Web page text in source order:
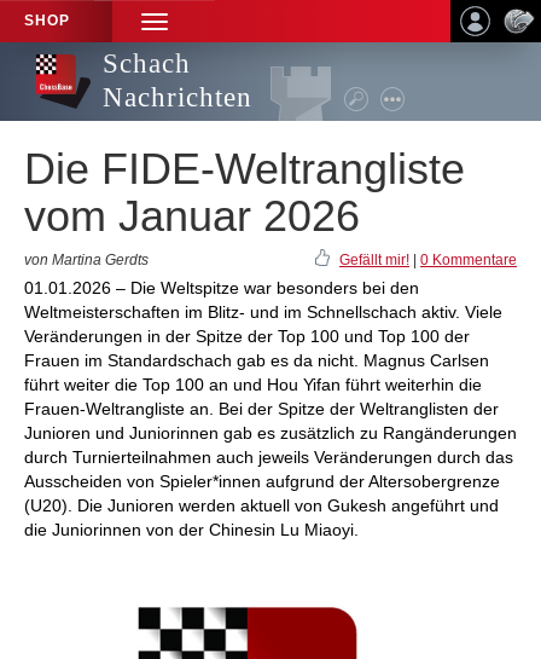
SHOP
TOGGLE
NAVIGATION
Schach
Nachrichten
Die FIDE-Weltrangliste
vom Januar 2026
von Martina Gerdts Gefällt mir! 0 Kommentare
01.01.2026 – Die Weltspitze war besonders bei den
Weltmeisterschaften im Blitz- und im Schnellschach aktiv. Viele
Veränderungen in der Spitze der Top 100 und Top 100 der
Frauen im Standardschach gab es da nicht. Magnus Carlsen
führt weiter die Top 100 an und Hou Yifan führt weiterhin die
Frauen-Weltrangliste an. Bei der Spitze der Weltranglisten der
Junioren und Juniorinnen gab es zusätzlich zu Rangänderungen
durch Turnierteilnahmen auch jeweils Veränderungen durch das
Ausscheiden von Spieler*innen aufgrund der Altersobergrenze
(U20). Die Junioren werden aktuell von Gukesh angeführt und
die Juniorinnen von der Chinesin Lu Miaoyi.